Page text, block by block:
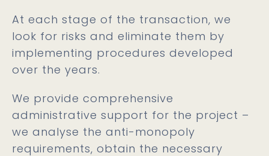
At each stage of the transaction, we
look for risks and eliminate them by
implementing procedures developed
over the years.
We provide comprehensive
administrative support for the project –
we analyse the anti-monopoly
requirements, obtain the necessary